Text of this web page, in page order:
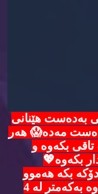
بەدەست هێنانی
لەدەست مەدە😱 هەر
بکەوە و
بکەوە💖
بکە هەموو
هەنگاوەکان باس کراوە بەکەمتر لە 4